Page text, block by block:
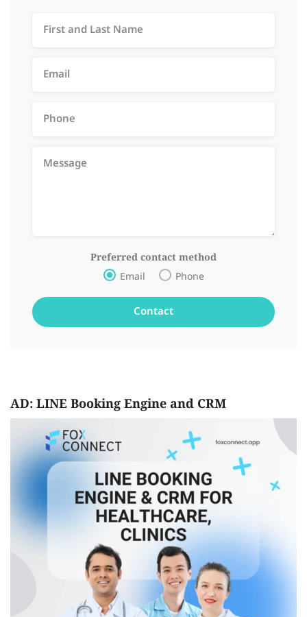
Preferred contact method
Email Phone
AD: LINE Booking Engine and CRM